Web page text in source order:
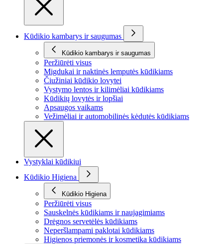
Kūdikio kambarys ir saugumas
Kūdikio kambarys ir saugumas
Peržiūrėti visus
Migdukai ir naktinės lemputės kūdikiams
Čiužiniai kūdikio lovytei
Vystymo lentos ir kilimėliai kūdikiams
Kūdikių lovytės ir lopšiai
Apsaugos vaikams
Vežimėliai ir automobilinės kėdutės kūdikiams
Vystyklai kūdikiui
Kūdikio Higiena
Kūdikio Higiena
Peržiūrėti visus
Sauskelnės kūdikiams ir naujagimiams
Drėgnos servetėlės kūdikiams
Neperšlampami paklotai kūdikiams
Higienos priemonės ir kosmetika kūdikiams